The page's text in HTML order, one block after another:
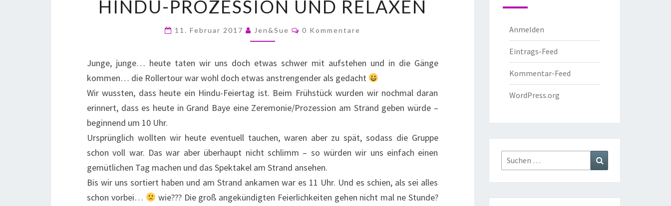
HINDU-PROZESSION UND RELAXEN
11. Februar 2017 Jen&Sue 0 Kommentare
Junge, junge… heute taten wir uns doch etwas schwer mit aufstehen und in die Gänge
kommen… die Rollertour war wohl doch etwas anstrengender als gedacht
Wir wussten, dass heute ein Hindu-Feiertag ist. Beim Frühstück wurden wir nochmal daran
erinnert, dass es heute in Grand Baye eine Zeremonie/Prozession am Strand geben würde –
beginnend um 10 Uhr.
Ursprünglich wollten wir heute eventuell tauchen, waren aber zu spät, sodass die Gruppe
schon voll war. Das war aber überhaupt nicht schlimm – so würden wir uns einfach einen
gemütlichen Tag machen und das Spektakel am Strand ansehen.
Bis wir uns sortiert haben und am Strand ankamen war es 11 Uhr. Und es schien, als sei alles
schon vorbei…
wie??? Die groß angekündigten Feierlichkeiten gehen nicht mal ne Stunde?
Anmelden
Eintrags-Feed
Kommentar-Feed
WordPress.org